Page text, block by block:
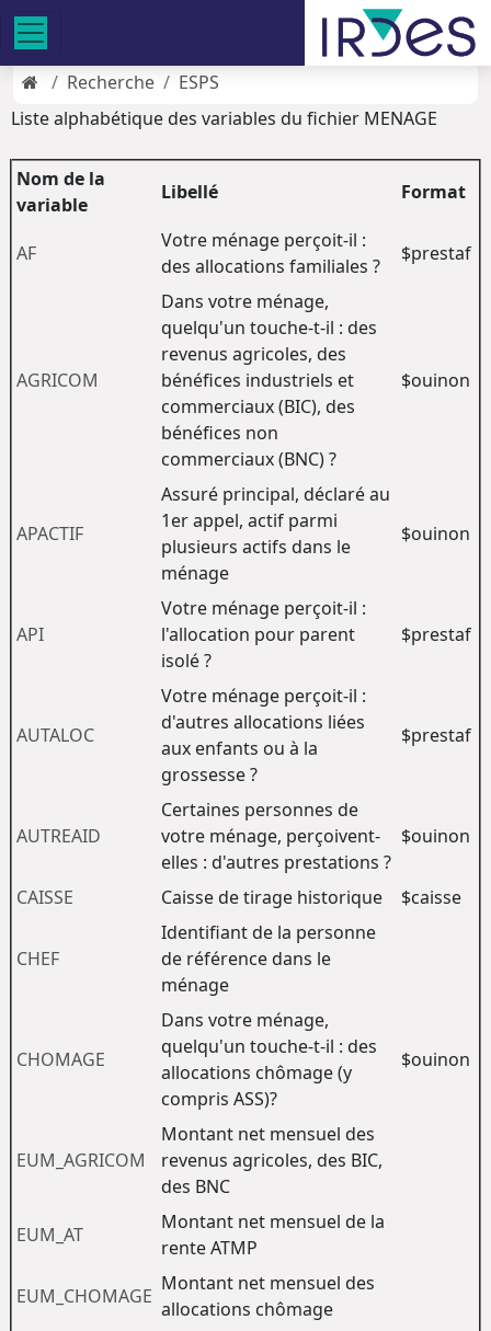
Recherche
ESPS
Liste alphabétique des variables du fichier MENAGE
Nom de la
variable
Libellé Format
AF
Votre ménage perçoit-il :
des allocations familiales ?
$prestaf
AGRICOM
Dans votre ménage,
quelqu'un touche-t-il : des
revenus agricoles, des
bénéfices industriels et
commerciaux (BIC), des
bénéfices non
commerciaux (BNC) ?
$ouinon
APACTIF
Assuré principal, déclaré au
1er appel, actif parmi
plusieurs actifs dans le
ménage
$ouinon
API
Votre ménage perçoit-il :
l'allocation pour parent
isolé ?
$prestaf
AUTALOC
Votre ménage perçoit-il :
d'autres allocations liées
aux enfants ou à la
grossesse ?
$prestaf
AUTREAID
Certaines personnes de
votre ménage, perçoivent-
elles : d'autres prestations ?
$ouinon
CAISSE Caisse de tirage historique $caisse
CHEF
Identifiant de la personne
de référence dans le
ménage
CHOMAGE
Dans votre ménage,
quelqu'un touche-t-il : des
allocations chômage (y
compris ASS)?
$ouinon
EUM_AGRICOM
Montant net mensuel des
revenus agricoles, des BIC,
des BNC
EUM_AT
Montant net mensuel de la
rente ATMP
EUM_CHOMAGE
Montant net mensuel des
allocations chômage